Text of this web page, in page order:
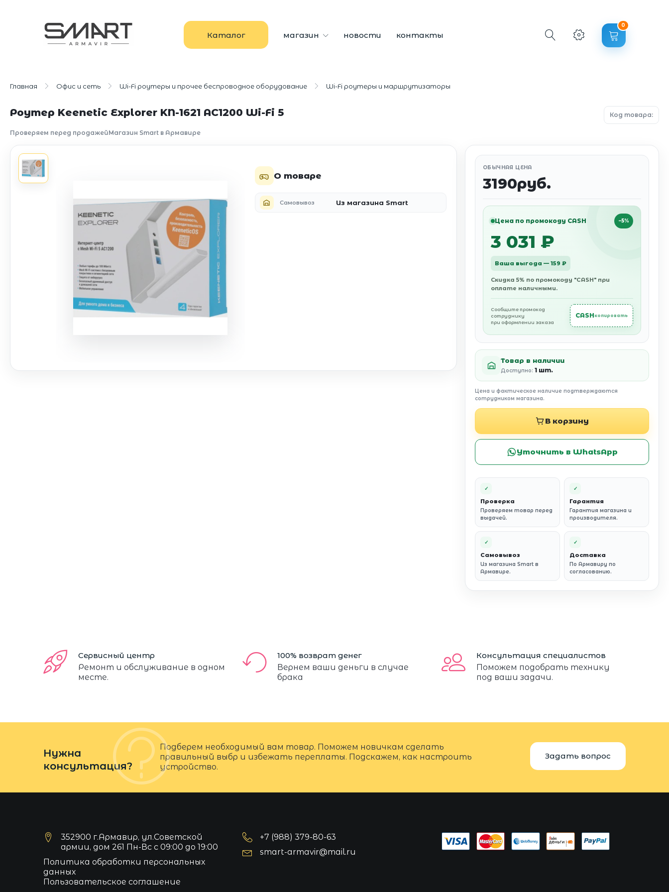
Каталог магазин новости контакты
0
Главная Офис и сеть Wi-Fi роутеры и прочее беспроводное оборудование Wi-Fi роутеры и маршрутизаторы
Роутер Keenetic Explorer KN-1621 AC1200 Wi-Fi 5 Код товара:
Проверяем перед продажейМагазин Smart в Армавире
О товаре
Самовывоз Из магазина Smart
ОБЫЧНАЯ ЦЕНА
3190руб.
Цена по промокоду CASH −5%
3 031 ₽
Ваша выгода — 159 ₽
Скидка 5% по промокоду "CASH" при
оплате наличными.
Сообщите промокод
сотруднику
при оформлении заказа
CASH копировать
Товар в наличии
Доступно: 1 шт.
Цена и фактическое наличие подтверждаются
сотрудником магазина.
В корзину
Уточнить в WhatsApp
✓
Проверка
Проверяем товар перед
выдачей.
✓
Гарантия
Гарантия магазина и
производителя.
✓
Самовывоз
Из магазина Smart в
Армавире.
✓
Доставка
По Армавиру по
согласованию.
Сервисный центр
Ремонт и обслуживание в одном
месте.
100% возврат денег
Вернем ваши деньги в случае
брака
Консультация специалистов
Поможем подобрать технику
под ваши задачи.
Нужна
консультация?
Подберем необходимый вам товар. Поможем новичкам сделать
правильный выбр и избежать переплаты. Подскажем, как настроить
устройство.
Задать вопрос
352900 г.Армавир, ул.Советской
армии, дом 261 Пн-Вс с 09:00 до 19:00
Политика обработки персональных
данных
Пользовательское соглашение
+7 (988) 379-80-63
smart-armavir@mail.ru